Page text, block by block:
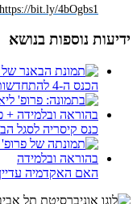
https://bit.ly/4bOgbs1
ידיעות נוספות בנושא
הכנס ה-4 להתחדשות וליצירתיות בהוראה
כנס קיסריה לסגל
האם האקדמיה